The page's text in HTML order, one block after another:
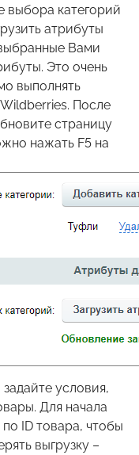
выбора категорий
атрибуты
Вами
Это очень
выполнять
После
страницу
нажать F5 на
условия,
Для начала
ID товара, чтобы
выгрузку –